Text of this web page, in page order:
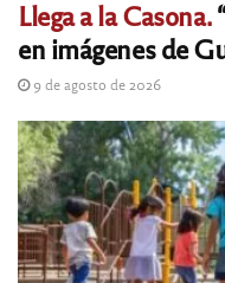
Llega a la Casona.
en imágenes de
9 de agosto de 2026